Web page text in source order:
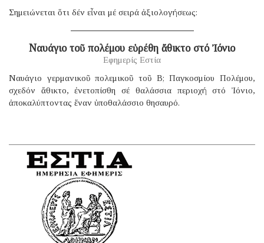
Σημειώνεται ὅτι δέν εἶναι μέ σειρά ἀξιολογήσεως:
Ναυάγιο τοῦ πολέμου εὑρέθη ἄθικτο στό Ἰόνιο
Εφημερίς Εστία
Ναυάγιο γερμανικοῦ πολεμικοῦ τοῦ B; Παγκοσμίου Πολέμου,
σχεδόν ἄθικτο, ἐνετοπίσθη σέ θαλάσσια περιοχή στό Ἰόνιο,
ἀποκαλύπτοντας ἕναν ὑποθαλάσσιο θησαυρό.